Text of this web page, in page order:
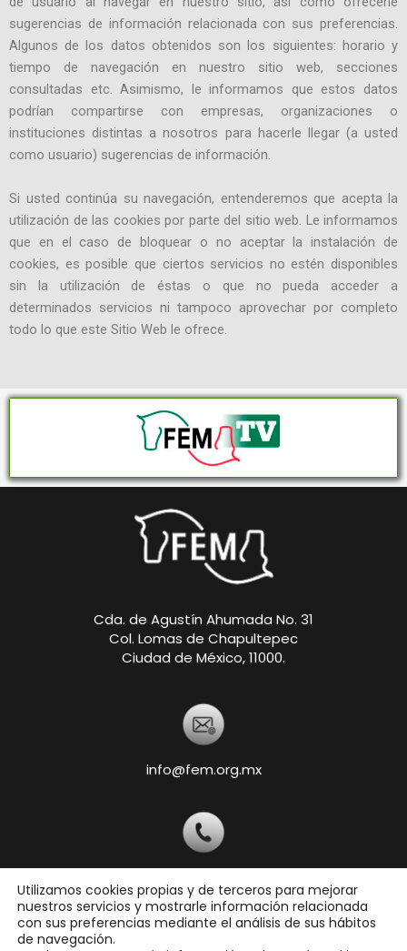
sugerencias de información relacionada con sus preferencias.
Algunos de los datos obtenidos son los siguientes: horario y
tiempo de navegación en nuestro sitio web, secciones
consultadas etc. Asimismo, le informamos que estos datos
podrían compartirse con empresas, organizaciones o
instituciones distintas a nosotros para hacerle llegar (a usted
como usuario) sugerencias de información.
Si usted continúa su navegación, entenderemos que acepta la
utilización de las cookies por parte del sitio web. Le informamos
que en el caso de bloquear o no aceptar la instalación de
cookies, es posible que ciertos servicios no estén disponibles
sin la utilización de éstas o que no pueda acceder a
determinados servicios ni tampoco aprovechar por completo
todo lo que este Sitio Web le ofrece.
Cda. de Agustín Ahumada No. 31
Col. Lomas de Chapultepec
Ciudad de México, 11000.
info@fem.org.mx
Copyright © 2026 Federación Ecuestre Mexicana,
Utilizamos cookies propias y de terceros para mejorar
nuestros servicios y mostrarle información relacionada
con sus preferencias mediante el análisis de sus hábitos
de navegación.